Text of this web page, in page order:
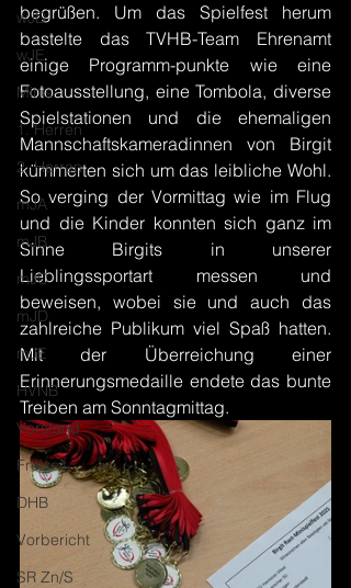
wJD
wJE
Minis
1. Herren
2. Herren
mJA
mJB
mJC
mJD
mJE
HVNB
Vorstand
Freizeit
DHB
Vorbericht
SR Zn/S
begrüßen. Um das Spielfest herum
bastelte das TVHB-Team Ehrenamt
einige Programm-punkte wie eine
Fotoausstellung, eine Tombola, diverse
Spielstationen und die ehemaligen
Mannschaftskameradinnen von Birgit
kümmerten sich um das leibliche Wohl.
So verging der Vormittag wie im Flug
und die Kinder konnten sich ganz im
Sinne Birgits in unserer
Lieblingssportart messen und
beweisen, wobei sie und auch das
zahlreiche Publikum viel Spaß hatten.
Mit der Überreichung einer
Erinnerungsmedaille endete das bunte
Treiben am Sonntagmittag.